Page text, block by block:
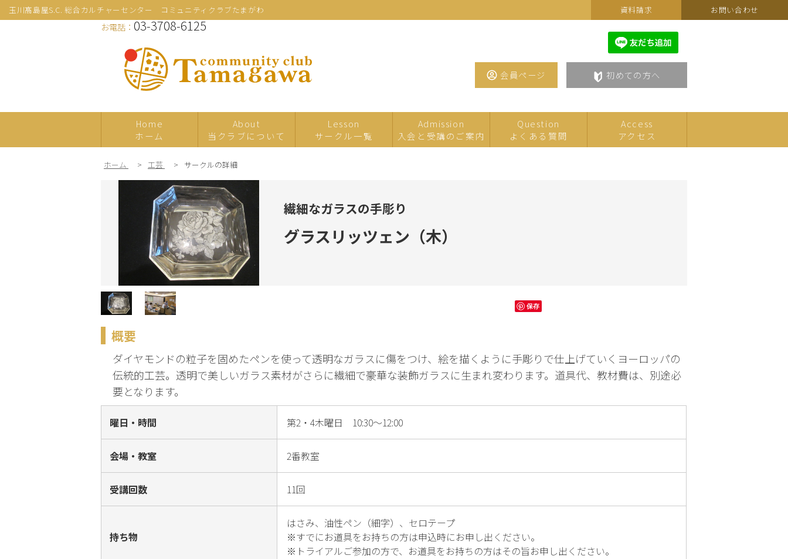
玉川髙島屋S.C. 総合カルチャーセンター コミュニティクラブたまがわ お問い合わせ
資料請求
お電話： 03-3708-6125
初めての方へ
会員ページ
Home
ホーム
About
当クラブについて
Lesson
サークル一覧
新規
プレ体験
サロン
日本の伝統文
化
趣味・暮らし 花・園芸
Admission
入会と受講のご案内
Question
よくある質問
Access
アクセス
ホーム > 工芸 > サークルの詳細
繊細なガラスの手彫り
グラスリッツェン（木）
保存
概要
ダイヤモンドの粒子を固めたペンを使って透明なガラスに傷をつけ、絵を描くように手彫りで仕上げていくヨーロッパの
伝統的工芸。透明で美しいガラス素材がさらに繊細で豪華な装飾ガラスに生まれ変わります。道具代、教材費は、別途必
要となります。
曜日・時間 第2・4木曜日 10:30～12:00
会場・教室 2番教室
受講回数 11回
持ち物
はさみ、油性ペン（細字）、セロテープ
※すでにお道具をお持ちの方は申込時にお申し出ください。
※トライアルご参加の方で、お道具をお持ちの方はその旨お申し出ください。